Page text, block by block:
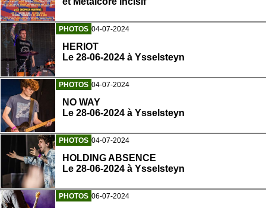
PHOTOS 04-07-2024
HERIOT
Le 28-06-2024 à Ysselsteyn
PHOTOS 04-07-2024
NO WAY
Le 28-06-2024 à Ysselsteyn
PHOTOS 04-07-2024
HOLDING ABSENCE
Le 28-06-2024 à Ysselsteyn
PHOTOS 06-07-2024